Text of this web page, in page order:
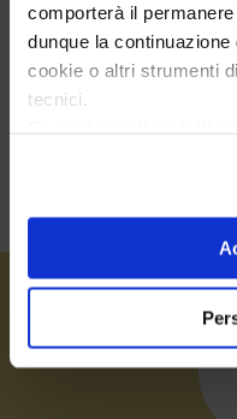
comporterà il
dunque la
cookie o altri strumenti
tecnici.
Se vuoi saperne di più